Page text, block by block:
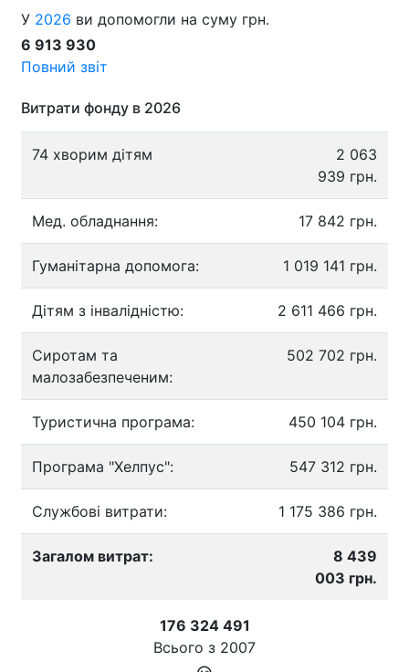
У 2026 ви допомогли на суму грн.
6 913 930
Повний звіт
Витрати фонду в 2026
74 хворим дітям
2 063
939 грн.
Мед. обладнання: 17 842 грн.
Гуманітарна допомога: 1 019 141 грн.
Дітям з інвалідністю: 2 611 466 грн.
Сиротам та
малозабезпеченим:
502 702 грн.
Туристична програма: 450 104 грн.
Програма "Хелпус": 547 312 грн.
Службові витрати: 1 175 386 грн.
Загалом витрат:
8 439
003 грн.
176 324 491
Всього з 2007